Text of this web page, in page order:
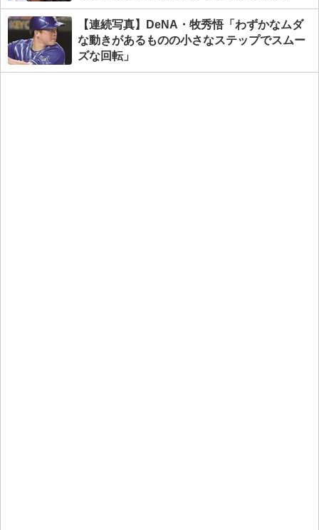
【連続写真】DeNA・牧秀悟「わずかなムダ
な動きがあるものの小さなステップでスムー
ズな回転」